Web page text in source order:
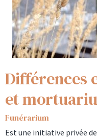
Différences
et
Funérarium
Est une initiative privée